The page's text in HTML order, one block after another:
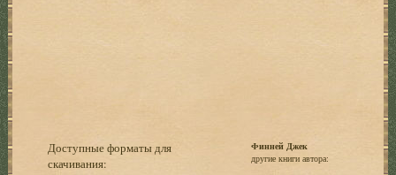
Доступные форматы для
скачивания:
Финней Джек
другие книги автора: